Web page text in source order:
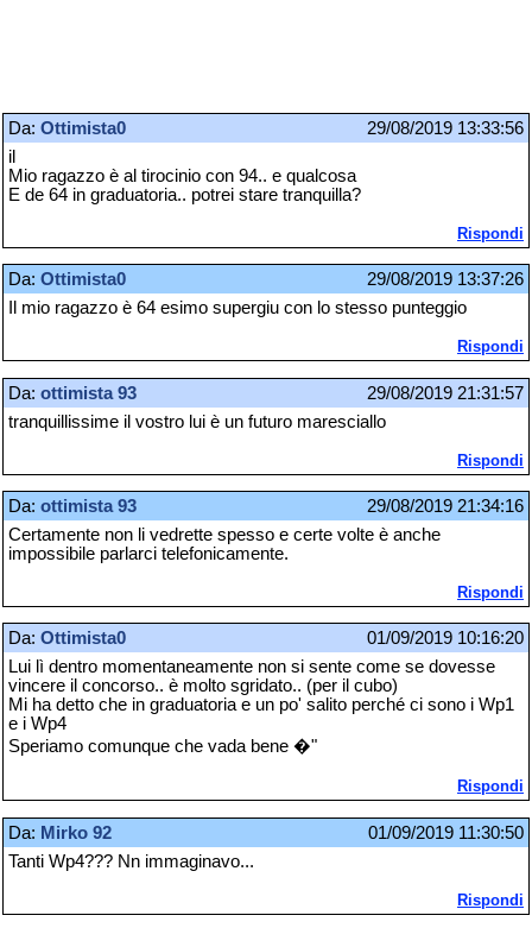
Da: Ottimista0
29/08/2019 13:33:56
il
Mio ragazzo è al tirocinio con 94.. e qualcosa
E de 64 in graduatoria.. potrei stare tranquilla?
Rispondi
Da: Ottimista0
29/08/2019 13:37:26
Il mio ragazzo è 64 esimo supergiu con lo stesso punteggio
Rispondi
Da: ottimista 93
29/08/2019 21:31:57
tranquillissime il vostro lui è un futuro maresciallo
Rispondi
Da: ottimista 93
29/08/2019 21:34:16
Certamente non li vedrette spesso e certe volte è anche
impossibile parlarci telefonicamente.
Rispondi
Da: Ottimista0
01/09/2019 10:16:20
Lui lì dentro momentaneamente non si sente come se dovesse
vincere il concorso.. è molto sgridato.. (per il cubo)
Mi ha detto che in graduatoria e un po' salito perché ci sono i Wp1
e i Wp4
Speriamo comunque che vada bene �"
Rispondi
Da: Mirko 92
01/09/2019 11:30:50
Tanti Wp4??? Nn immaginavo...
Rispondi